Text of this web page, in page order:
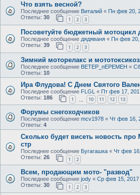
Что взять весной?
Последнее сообщение Виталий « Пн фев 20,
Ответы: 30 1 2 3
Посоветуйте бюджетный мотоцикл
Последнее сообщение дядяваня « Пн фев 20,
Ответы: 39 1 2 3
Зимний моторелакс и
Последнее сообщение BETEP_nEPEMEH «
Ответы: 10
Ира Флудова! С Днем Святого
Последнее сообщение FLGL « Пт фев 17,
Ответы: 186 1 10 11 12 13
Форумы снегоходчиков
Последнее сообщение mcv1978 « Чт фев 16,
Ответы: 4
Сколько будет висеть новость про
стр
Последнее сообщение Бугагашка « Чт фев
Ответы: 26 1 2
Всем, продающим мото- "развод"
Последнее сообщение jody « Ср фев 15, 2017
Ответы: 30 1 2 3